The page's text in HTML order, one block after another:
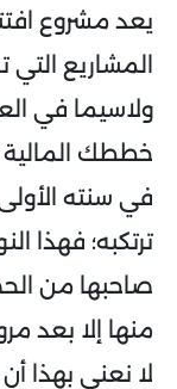
يعد مشروع
المشاريع
ولاسيما في
خططك المالية
في سنته
ترتكبه؛ فهذا
صاحبها من
منها إلا بعد مرور فترة
لا نعنى بهذا